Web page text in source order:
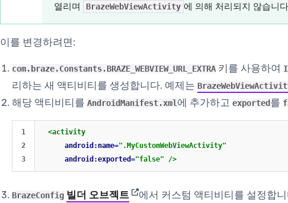
열리며
BrazeWebViewActivity 에 의해 처리되지 않습니
이를 변경하려면:
com.braze.Constants.BRAZE_WEBVIEW_URL_EXTRA 키를 사용하여
리하는 새 액티비티를 생성합니다. 예제는
해당 액티비티를 AndroidManifest.xml에 추가하고 exported를
1
2
<activity
android:name=".MyCustomWebViewActivity"
android:exported="false" />
BrazeConfig 빌더 오브젝트(opens in new tab)
에서 커스텀 액티비티를 설정합